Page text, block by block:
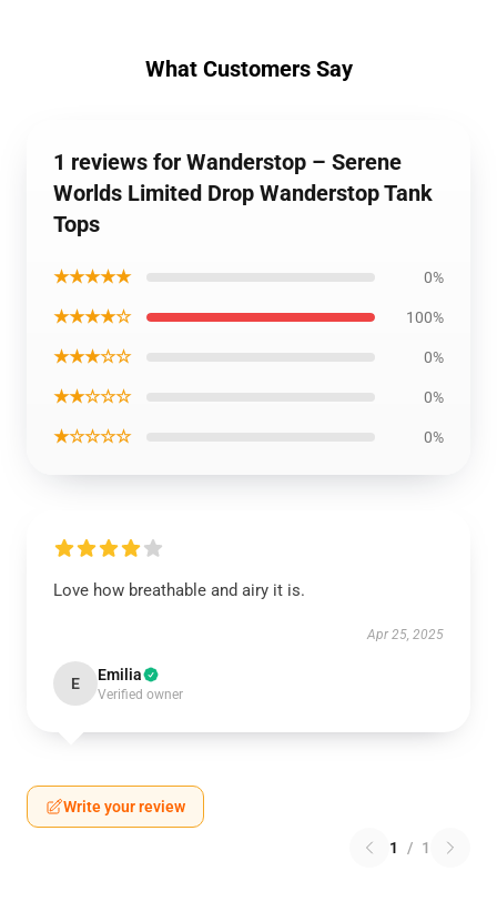
What Customers Say
1 reviews for Wanderstop – Serene
Worlds Limited Drop Wanderstop Tank
Tops
★★★★★ 0%
★★★★☆ 100%
★★★☆☆ 0%
★★☆☆☆ 0%
★☆☆☆☆ 0%
Love how breathable and airy it is.
Apr 25, 2025
E Emilia
Verified owner
Write your review
1 / 1